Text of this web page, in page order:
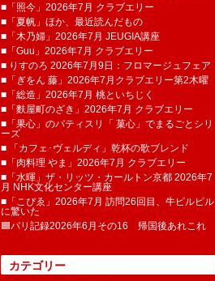
■「照今」2026年7月 クラブエリー
■「夏帆」ほか、最近読んだもの
■「木乃婦」2026年7月 JEUGIA講座
■「Guu」2026年7月 クラブエリー
■ りすのろ 2026年7月9日：フロマージュフェア
■「ぎをん 藤」2026年7月クラブエリー第2木曜
■「総造」2026年7月 桃といちじく
■「麩屋町のざき」2026年7月 クラブエリー
■「果心」のパティスリ「 菓​心」でまるごとシリ
ーズ
■ 「カフェ･ヴェルディ」乾杯の歌ブレンド
■「肉料理 やま」2026年7月 クラブエリー
■「水暉」ザ・リッツ・カールトン京都 2026年7
月 NHK文化センター講座
■「こぴゑ」2026年7月 訪問26回目、牛ピルピル
に驚いた
🟦パリ記録2026年6月その16 帰国後あれこれ
カテゴリー